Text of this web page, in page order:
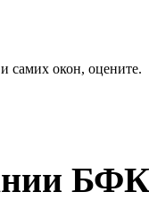
самих окон, оцените.